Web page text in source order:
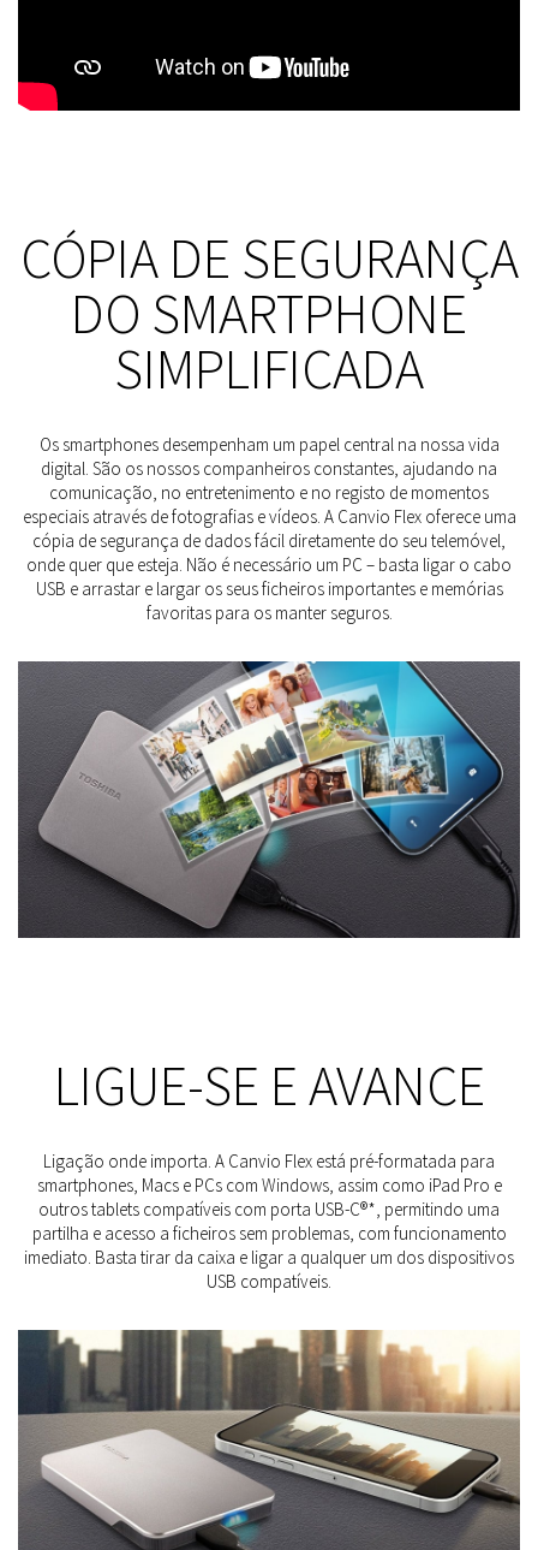
CÓPIA DE SEGURANÇA
DO SMARTPHONE
SIMPLIFICADA
Os smartphones desempenham um papel central na nossa vida
digital. São os nossos companheiros constantes, ajudando na
comunicação, no entretenimento e no registo de momentos
especiais através de fotografias e vídeos. A Canvio Flex oferece uma
cópia de segurança de dados fácil diretamente do seu telemóvel,
onde quer que esteja. Não é necessário um PC – basta ligar o cabo
USB e arrastar e largar os seus ficheiros importantes e memórias
favoritas para os manter seguros.
LIGUE-SE E AVANCE
Ligação onde importa. A Canvio Flex está pré-formatada para
smartphones, Macs e PCs com Windows, assim como iPad Pro e
outros tablets compatíveis com porta USB-C®*, permitindo uma
partilha e acesso a ficheiros sem problemas, com funcionamento
imediato. Basta tirar da caixa e ligar a qualquer um dos dispositivos
USB compatíveis.